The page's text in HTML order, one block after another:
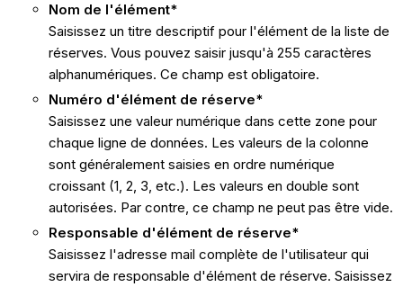
Nom de l'élément*
Saisissez un titre descriptif pour l'élément de la liste de
réserves. Vous pouvez saisir jusqu'à 255 caractères
alphanumériques. Ce champ est obligatoire.
Numéro d'élément de réserve*
Saisissez une valeur numérique dans cette zone pour
chaque ligne de données. Les valeurs de la colonne
sont généralement saisies en ordre numérique
croissant (1, 2, 3, etc.). Les valeurs en double sont
autorisées. Par contre, ce champ ne peut pas être vide.
Responsable d'élément de réserve*
Saisissez l'adresse mail complète de l'utilisateur qui
servira de responsable d'élément de réserve. Saisissez